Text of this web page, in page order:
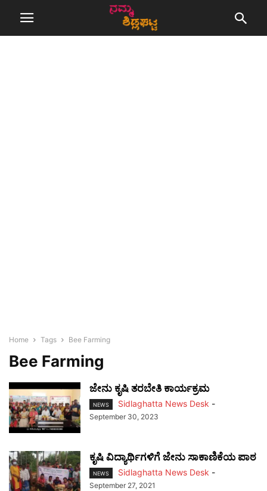
Home Tags Bee Farming
Bee Farming
ಜೇನು ಕೃಷಿ ತರಬೇತಿ ಕಾರ್ಯಕ್ರಮ
NEWS Sidlaghatta News Desk -
September 30, 2023
ಕೃಷಿ ವಿದ್ಯಾರ್ಥಿಗಳಿಗೆ ಜೇನು ಸಾಕಾಣಿಕೆಯ ಪಾಠ
NEWS Sidlaghatta News Desk -
September 27, 2021